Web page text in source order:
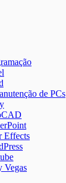
de PCs
Effects
Vegas